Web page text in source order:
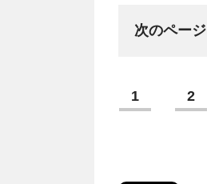
次のページ
1 2